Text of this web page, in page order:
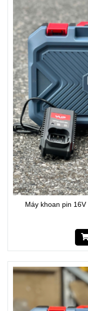
Máy khoan pin